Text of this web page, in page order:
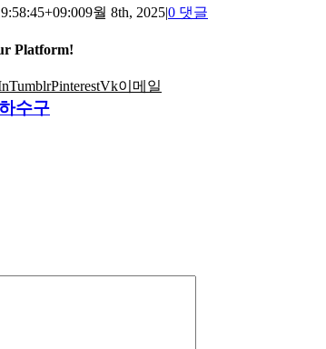
9월 8th, 2025|0 댓글
Platform!
TumblrPinterestVk이메일
수구